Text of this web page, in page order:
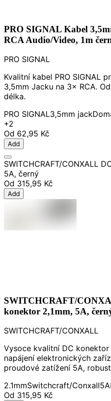
PRO SIGNAL Kabel
RCA Audio/Video, 1m
PRO SIGNAL
Kvalitní kabel PRO SIGNAL
3,5mm Jacku na 3× RCA.
délka.
PRO SIGNAL3,5mm jack
+2
Od 62,95 Kč
Add
SWITCHCRAFT/CONXALL
5A, černý
Od 315,95 Kč
Add
SWITCHCRAFT/
konektor 2,1mm, 5A,
SWITCHCRAFT/CONXALL
Vysoce kvalitní DC
napájení elektronických
proudové zatížení 5A,
2.1mmSwitchcraft/Conxall5A
Od 315,95 Kč